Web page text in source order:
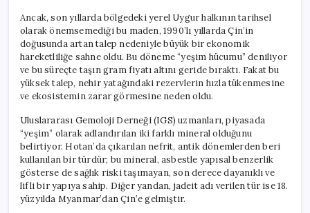
Ancak, son yıllarda bölgedeki yerel Uygur halkının tarihsel
olarak önemsemediği bu maden, 1990’lı yıllarda Çin’in
doğusunda artan talep nedeniyle büyük bir ekonomik
hareketliliğe sahne oldu. Bu döneme “yeşim hücumu” deniliyor
ve bu süreçte taşın gram fiyatı altını geride bıraktı. Fakat bu
yüksek talep, nehir yatağındaki rezervlerin hızla tükenmesine
ve ekosistemin zarar görmesine neden oldu.
Uluslararası Gemoloji Derneği (IGS) uzmanları, piyasada
“yeşim” olarak adlandırılan iki farklı mineral olduğunu
belirtiyor. Hotan’da çıkarılan nefrit, antik dönemlerden beri
kullanılan bir türdür; bu mineral, asbestle yapısal benzerlik
gösterse de sağlık riski taşımayan, son derece dayanıklı ve
lifli bir yapıya sahip. Diğer yandan, jadeit adı verilen tür ise 18.
yüzyılda Myanmar’dan Çin’e gelmiştir.